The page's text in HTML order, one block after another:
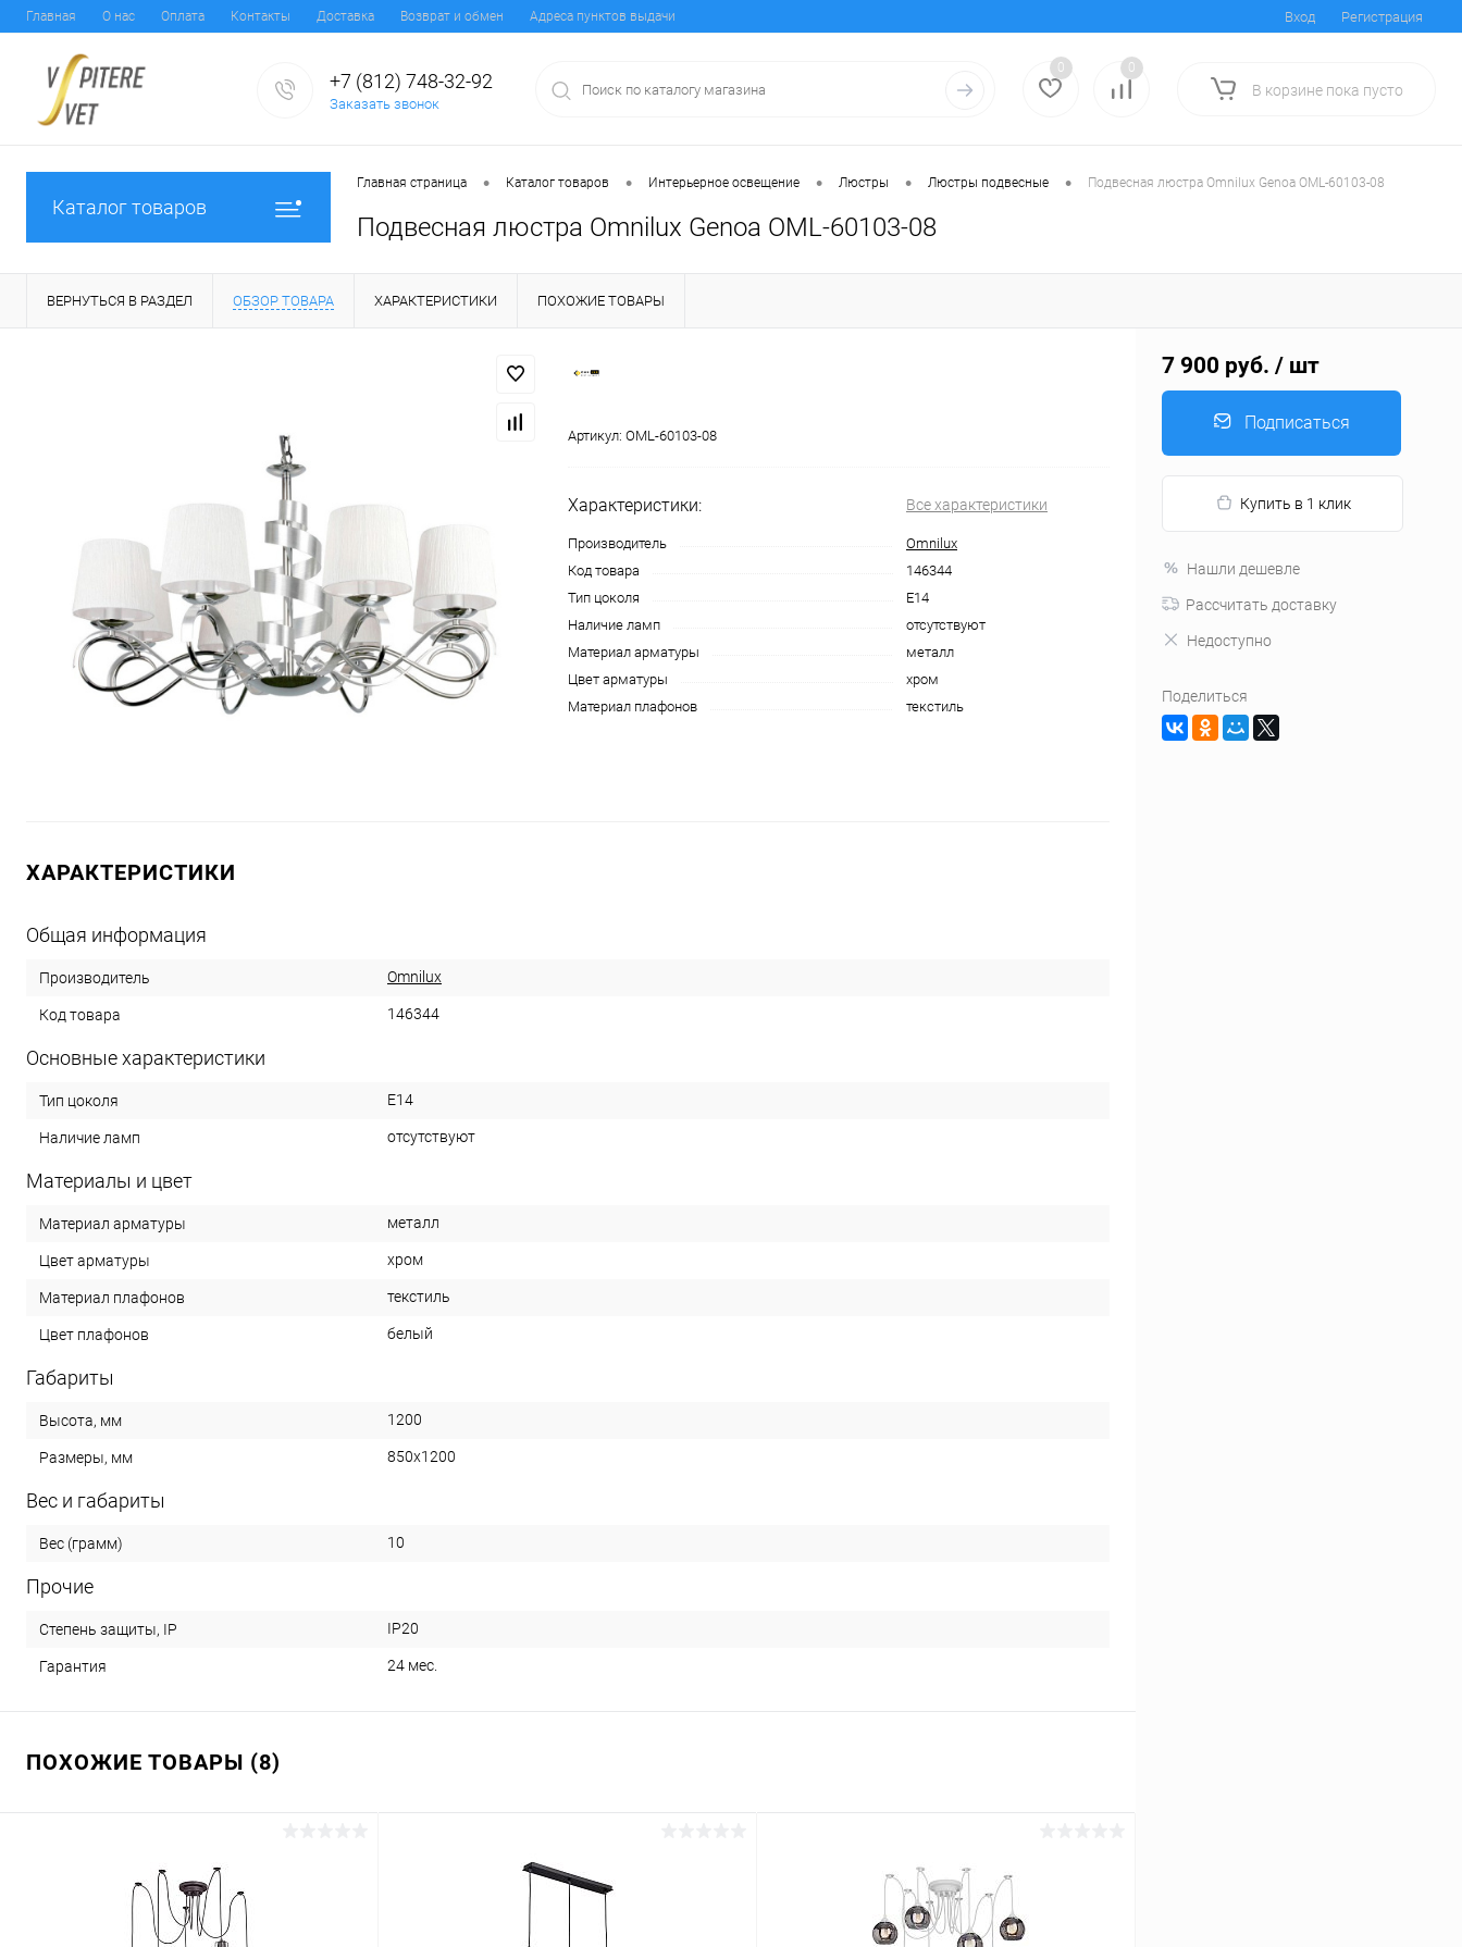
Главная О нас Оплата Контакты Доставка Возврат и обмен Адреса пунктов выдачи Вход Регистрация
+7 (812) 748-32-92
Заказать звонок
0 0
В корзине пока пусто
Каталог товаров
Главная страница • Каталог товаров • Интерьерное освещение • Люстры • Люстры подвесные • Подвесная люстра Omnilux Genoa OML-60103-08
Подвесная люстра Omnilux Genoa OML-60103-08
ВЕРНУТЬСЯ В РАЗДЕЛ ОБЗОР ТОВАРА ХАРАКТЕРИСТИКИ ПОХОЖИЕ ТОВАРЫ
Артикул: OML-60103-08
Характеристики: Все характеристики
Производитель
Omnilux
Код товара
146344
Тип цоколя
E14
Наличие ламп
отсутствуют
Материал арматуры
металл
Цвет арматуры
хром
Материал плафонов
текстиль
ХАРАКТЕРИСТИКИ
Общая информация
Производитель Omnilux
Код товара 146344
Основные характеристики
Тип цоколя E14
Наличие ламп отсутствуют
Материалы и цвет
Материал арматуры металл
Цвет арматуры хром
Материал плафонов текстиль
Цвет плафонов белый
Габариты
Высота, мм 1200
Размеры, мм 850x1200
Вес и габариты
Вес (грамм) 10
Прочие
Степень защиты, IP IP20
Гарантия 24 мес.
ПОХОЖИЕ ТОВАРЫ (8)
7 900 руб. / шт
Подписаться
Купить в 1 клик
Нашли дешевле
Рассчитать доставку
Недоступно
Поделиться